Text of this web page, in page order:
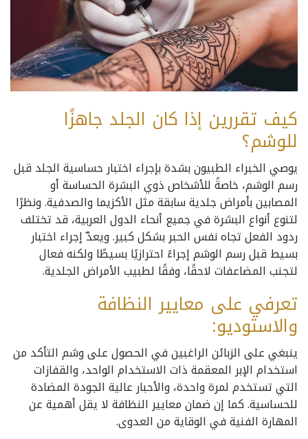
كيف تقررين إذا كان الجلد جاهزًا
للوشم؟
يوصي الخبراء الطبيون بشدة بإجراء اختبار حساسية الجلد قبل
رسم الوشم، خاصةً للأشخاص ذوي البشرة الحساسة أو
المصابين بأمراض جلدية سابقة مثل الأكزيما والصدفية. ونظرًا
لتنوع أنواع البشرة في جميع أنحاء الدول العربية، قد تختلف
ردود الفعل تجاه نفس الحبر بشكل كبير. ويعدّ إجراء اختبار
بسيط قبل رسم الوشم إجراءً احترازيًا بسيطًا ولكنه فعال
لتجنب المضاعفات لاحقًا، وفقًا لطبيب الأمراض الجلدية.
تعرفي على معايير النظافة
والاستوديو:
ينبغي على الزبائن الراغبين في الحصول على وشم التأكد من
استخدام الإبر المعقمة ذات الاستخدام الواحد، والقفازات
التي تستخدم لمرة واحدة، والأحبار عالية الجودة المضادة
للحساسية. كما إن ضمان معايير النظافة لا يقل أهمية عن
المهارة الفنية في الوقاية من العدوى.